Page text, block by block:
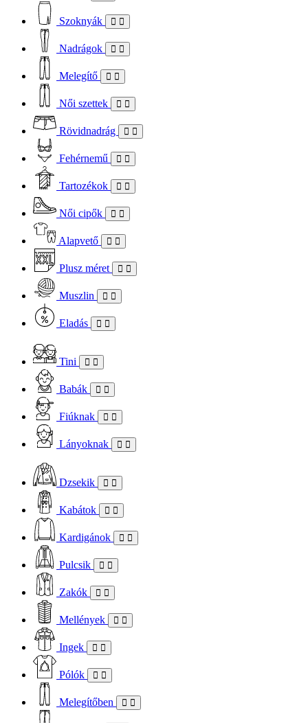
Szoknyák
Nadrágok
Melegítő
Női szettek
Rövidnadrág
Fehérnemű
Tartozékok
Női cipők
Alapvető
Plusz méret
Muszlin
Eladás
Tini
Babák
Fiúknak
Lányoknak
Dzsekik
Kabátok
Kardigánok
Pulcsik
Zakók
Mellények
Ingek
Pólók
Melegítőben